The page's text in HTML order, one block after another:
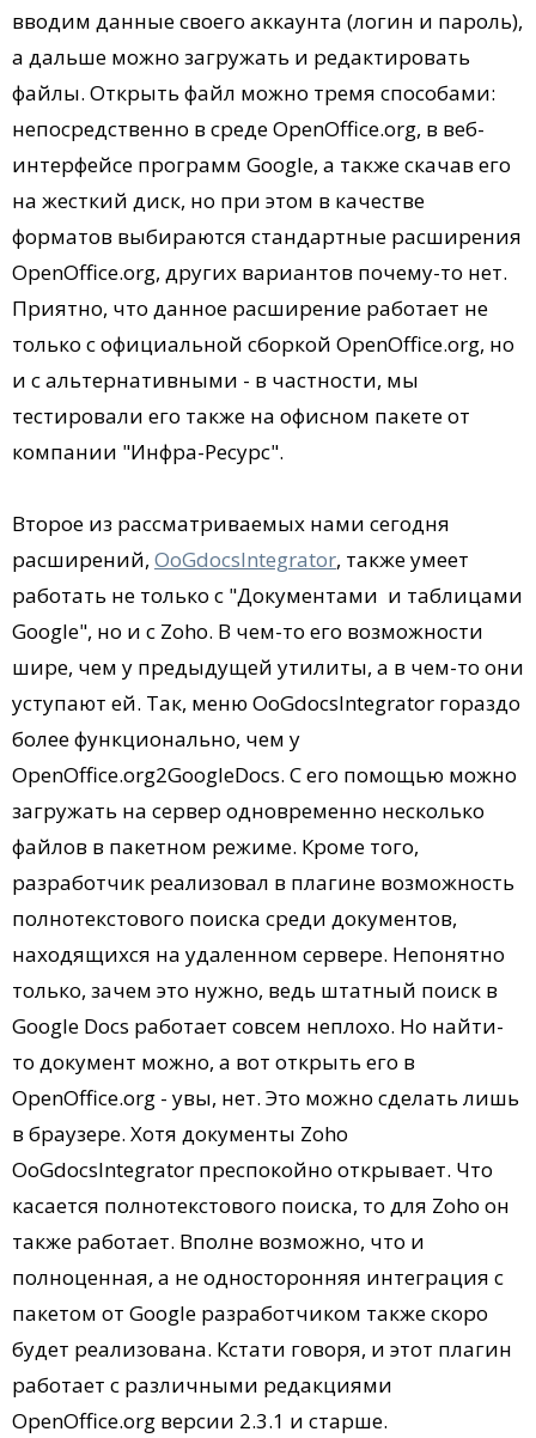
вводим данные своего аккаунта (логин и пароль),
а дальше можно загружать и редактировать
файлы. Открыть файл можно тремя способами:
непосредственно в среде OpenOffice.org, в веб-
интерфейсе программ Google, а также скачав его
на жесткий диск, но при этом в качестве
форматов выбираются стандартные расширения
OpenOffice.org, других вариантов почему-то нет.
Приятно, что данное расширение работает не
только с официальной сборкой OpenOffice.org, но
и с альтернативными - в частности, мы
тестировали его также на офисном пакете от
компании "Инфра-Ресурс".
Второе из рассматриваемых нами сегодня
расширений, OoGdocsIntegrator, также умеет
работать не только с "Документами и таблицами
Google", но и с Zoho. В чем-то его возможности
шире, чем у предыдущей утилиты, а в чем-то они
уступают ей. Так, меню OoGdocsIntegrator гораздо
более функционально, чем у
OpenOffice.org2GoogleDocs. С его помощью можно
загружать на сервер одновременно несколько
файлов в пакетном режиме. Кроме того,
разработчик реализовал в плагине возможность
полнотекстового поиска среди документов,
находящихся на удаленном сервере. Непонятно
только, зачем это нужно, ведь штатный поиск в
Google Docs работает совсем неплохо. Но найти-
то документ можно, а вот открыть его в
OpenOffice.org - увы, нет. Это можно сделать лишь
в браузере. Хотя документы Zoho
OoGdocsIntegrator преспокойно открывает. Что
касается полнотекстового поиска, то для Zoho он
также работает. Вполне возможно, что и
полноценная, а не односторонняя интеграция с
пакетом от Google разработчиком также скоро
будет реализована. Кстати говоря, и этот плагин
работает с различными редакциями
OpenOffice.org версии 2.3.1 и старше.